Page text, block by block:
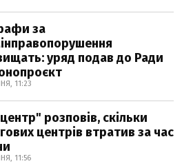
за
уряд подав до Ради
11:23
розповів, скільки
центрів втратив за час
11:56